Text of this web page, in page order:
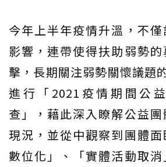
今年上半年疫情升溫，不
影響，連帶使得扶助弱勢
擊，長期關注弱勢關懷議題
進行「2021疫情期間公
查」，藉此深入瞭解公益
現況，並從中觀察到團體
數位化」、「實體活動取